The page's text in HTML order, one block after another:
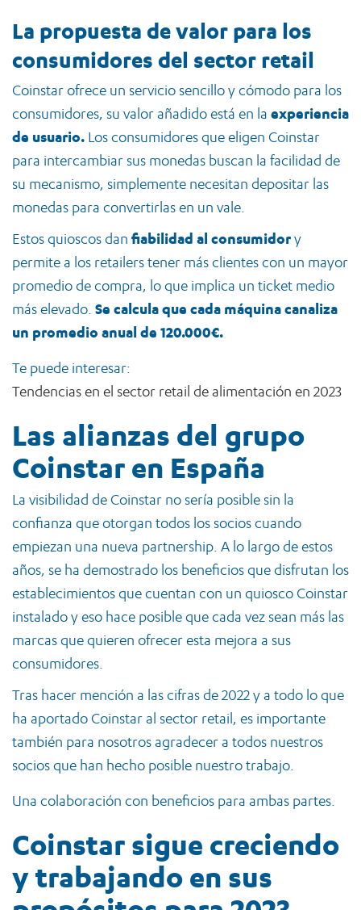
La propuesta de valor para los
consumidores del sector retail
Coinstar ofrece un servicio sencillo y cómodo para los
consumidores, su valor añadido está en la experiencia
de usuario. Los consumidores que eligen Coinstar
para intercambiar sus monedas buscan la facilidad de
su mecanismo, simplemente necesitan depositar las
monedas para convertirlas en un vale.
Estos quioscos dan fiabilidad al consumidory
permite a los retailers tener más clientes con un mayor
promedio de compra, lo que implica un ticket medio
más elevado. Se calcula que cada máquina canaliza
un promedio anual de 120.000€.
Te puede interesar:
Tendencias en el sector retail de alimentación en 2023
Las alianzas del grupo
Coinstar en España
La visibilidad de Coinstar no sería posible sin la
confianza que otorgan todos los socios cuando
empiezan una nueva partnership. A lo largo de estos
años, se ha demostrado los beneficios que disfrutan los
establecimientos que cuentan con un quiosco Coinstar
instalado y eso hace posible que cada vez sean más las
marcas que quieren ofrecer esta mejora a sus
consumidores.
Tras hacer mención a las cifras de 2022 y a todo lo que
ha aportado Coinstar al sector retail, es importante
también para nosotros agradecer a todos nuestros
socios que han hecho posible nuestro trabajo.
Una colaboración con beneficios para ambas partes.
Coinstar sigue creciendo
y trabajando en sus